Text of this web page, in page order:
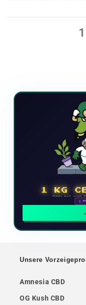
1
1 KG
Mach mit und
🗓
Unsere
Amnesia CBD
OG Kush CBD